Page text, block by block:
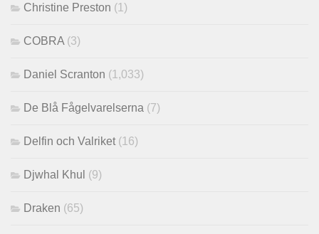
Christine Preston (1)
COBRA (3)
Daniel Scranton (1,033)
De Blå Fågelvarelserna (7)
Delfin och Valriket (16)
Djwhal Khul (9)
Draken (65)